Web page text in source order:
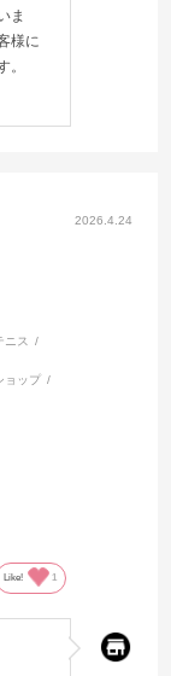
ま
様に
2026.4.24
ニス
ョップ
Like! 1